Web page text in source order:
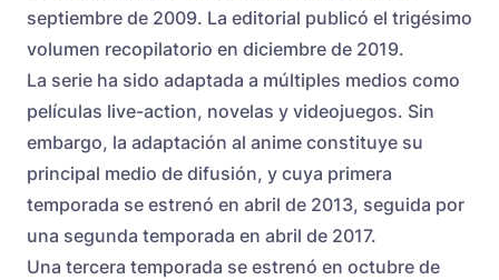
septiembre de 2009. La editorial publicó el trigésimo
volumen recopilatorio en diciembre de 2019.
La serie ha sido adaptada a múltiples medios como
películas live-action, novelas y videojuegos. Sin
embargo, la adaptación al anime constituye su
principal medio de difusión, y cuya primera
temporada se estrenó en abril de 2013, seguida por
una segunda temporada en abril de 2017.
Una tercera temporada se estrenó en octubre de